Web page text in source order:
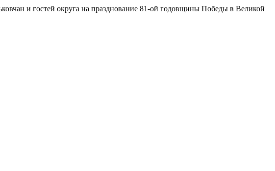
и гостей округа на празднование 81-ой годовщины Победы в Великой